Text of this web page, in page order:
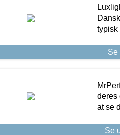
typisk
Se
deres
at se
Se